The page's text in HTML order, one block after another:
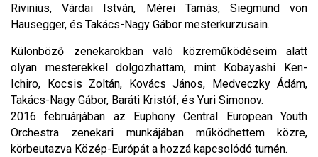
Rivinius, Várdai István, Mérei Tamás, Siegmund von
Hausegger, és Takács-Nagy Gábor mesterkurzusain.
Különböző zenekarokban való közreműködéseim alatt
olyan mesterekkel dolgozhattam, mint Kobayashi Ken-
Ichiro, Kocsis Zoltán, Kovács János, Medveczky Ádám,
Takács-Nagy Gábor, Baráti Kristóf, és Yuri Simonov.
2016 februárjában az Euphony Central European Youth
Orchestra zenekari munkájában működhettem közre,
körbeutazva Közép-Európát a hozzá kapcsolódó turnén.